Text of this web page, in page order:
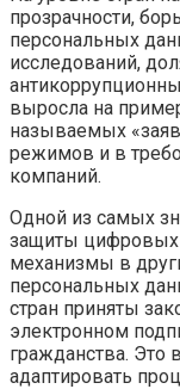
прозрачности,
персональных
исследований,
выросла на
называемых
режимов и в
компаний.
Одной из самых
защиты цифровых
механизмы в
персональных
стран приняты
электронном
гражданства. Это
адаптировать